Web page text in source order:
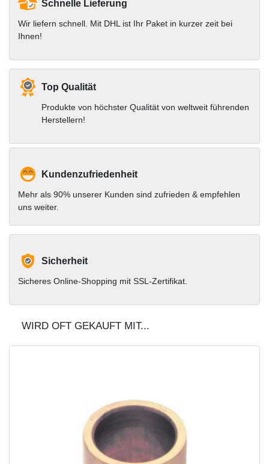
Schnelle Lieferung
Wir liefern schnell. Mit DHL ist Ihr Paket in kurzer zeit bei
Ihnen!
Top Qualität
Produkte von höchster Qualität von weltweit führenden
Herstellern!
Kundenzufriedenheit
Mehr als 90% unserer Kunden sind zufrieden & empfehlen
uns weiter.
Sicherheit
Sicheres Online-Shopping mit SSL-Zertifikat.
WIRD OFT GEKAUFT MIT...